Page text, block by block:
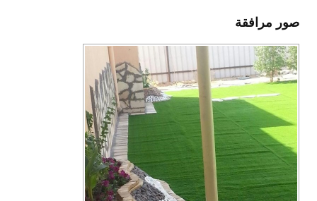
صور مرافقة